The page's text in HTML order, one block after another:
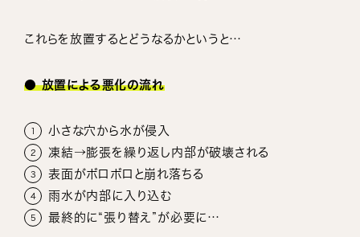
これらを放置するとどうなるかというと…
● 放置による悪化の流れ
小さな穴から水が侵入
凍結→膨張を繰り返し内部が破壊される
表面がボロボロと崩れ落ちる
雨水が内部に入り込む
最終的に“張り替え”が必要に…